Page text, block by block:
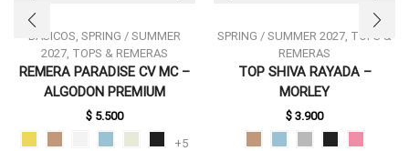
BASICOS SPRING / SUMMER
2027 TOPS & REMERAS
REMERA PARADISE CV MC –
ALGODON PREMIUM
$ 5.500
+5
ESTE
PRODUCTO
TIENE
MÚLTIPLES
SPRING / SUMMER 2027 TOPS &
REMERAS
TOP SHIVA RAYADA –
MORLEY
$ 3.900
ESTE
PRODUCTO
TIENE
MÚLTIPLES